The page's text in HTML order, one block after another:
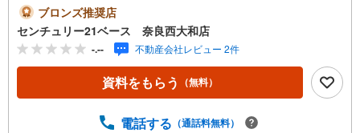
りのお時間でもご見学可！・今から見たい！というお声に
もご対応できます！◇住宅ローンもお任せください！◇・
提携銀行多数あり（地方銀行・都市銀行・信用金庫etc）・
優遇後適用金利 0.875％～（審査内容により異なります）--
- ◇◇ Yahoo！不動産キャンペーン対象店舗 ◇◇ ----当店で
物件を成約いただくとPayPayボーナスライトがもらえる
ます。「資料をもらう」「見学予約をする」からエントリ
ブロンズ推奨店
センチュリー21ベース 奈良西大和店
-.-- 不動産会社レビュー 2件
資料をもらう （無料）
電話する （通話料無料）